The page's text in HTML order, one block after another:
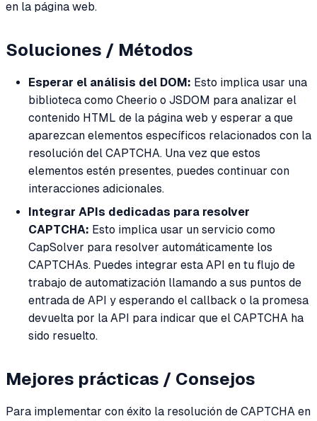
en la página web.
Soluciones / Métodos
Esperar el análisis del DOM: Esto implica usar una
biblioteca como Cheerio o JSDOM para analizar el
contenido HTML de la página web y esperar a que
aparezcan elementos específicos relacionados con la
resolución del CAPTCHA. Una vez que estos
elementos estén presentes, puedes continuar con
interacciones adicionales.
Integrar APIs dedicadas para resolver
CAPTCHA: Esto implica usar un servicio como
CapSolver para resolver automáticamente los
CAPTCHAs. Puedes integrar esta API en tu flujo de
trabajo de automatización llamando a sus puntos de
entrada de API y esperando el callback o la promesa
devuelta por la API para indicar que el CAPTCHA ha
sido resuelto.
Mejores prácticas / Consejos
Para implementar con éxito la resolución de CAPTCHA en